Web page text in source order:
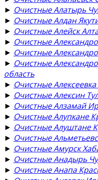
► Очистные Алатырь
► Очистные Алдан
► Очистные Алейск
► Очистные
► Очистные
► Очистные
область
► Очистные
► Очистные Алексин
► Очистные Алзамай
► Очистные Алупкане
► Очистные Алуштане
► Очистные
► Очистные Амурск
► Очистные Анадырь
► Очистные Анапа